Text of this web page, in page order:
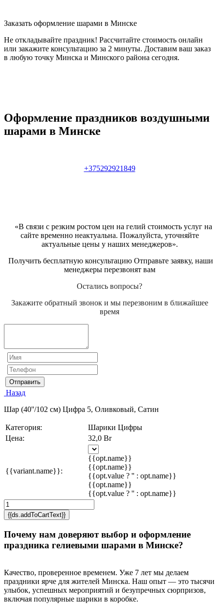
Заказать оформление шарами в Минске
Не откладывайте праздник! Рассчитайте стоимость онлайн
или закажите консультацию за 2 минуты. Доставим ваш заказ
в любую точку Минска и Минского района сегодня.
Оформление праздников воздушными
шарами в Минске
+375292921849
«В связи с резким ростом цен на гелий стоимость услуг на
сайте временно неактуальна. Пожалуйста, уточняйте
актуальные цены у наших менеджеров».
Получить бесплатную консультацию Отправьте заявку, наши
менеджеры перезвонят вам
Остались вопросы?
Закажите обратный звонок и мы перезвоним в ближайшее
время
Отправить
Назад
Шар (40''/102 см) Цифра 5, Оливковый, Сатин
Категория:
Шарики Цифры
Цена:
32,0 Br
{{variant.name}}:
{{opt.name}}
{{opt.name}}
{{opt.value ? '' : opt.name}}
{{opt.name}}
{{opt.value ? '' : opt.name}}
{{ds.addToCartText}}
Почему нам доверяют выбор и оформление
праздника гелиевыми шарами в Минске?
Качество, проверенное временем. Уже 7 лет мы делаем
праздники ярче для жителей Минска. Наш опыт — это тысячи
улыбок, успешных мероприятий и безупречных сюрпризов,
включая популярные шарики в коробке.